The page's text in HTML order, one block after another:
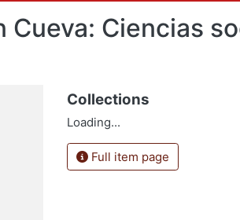
Cueva: Ciencias
Collections
Loading...
Full item page